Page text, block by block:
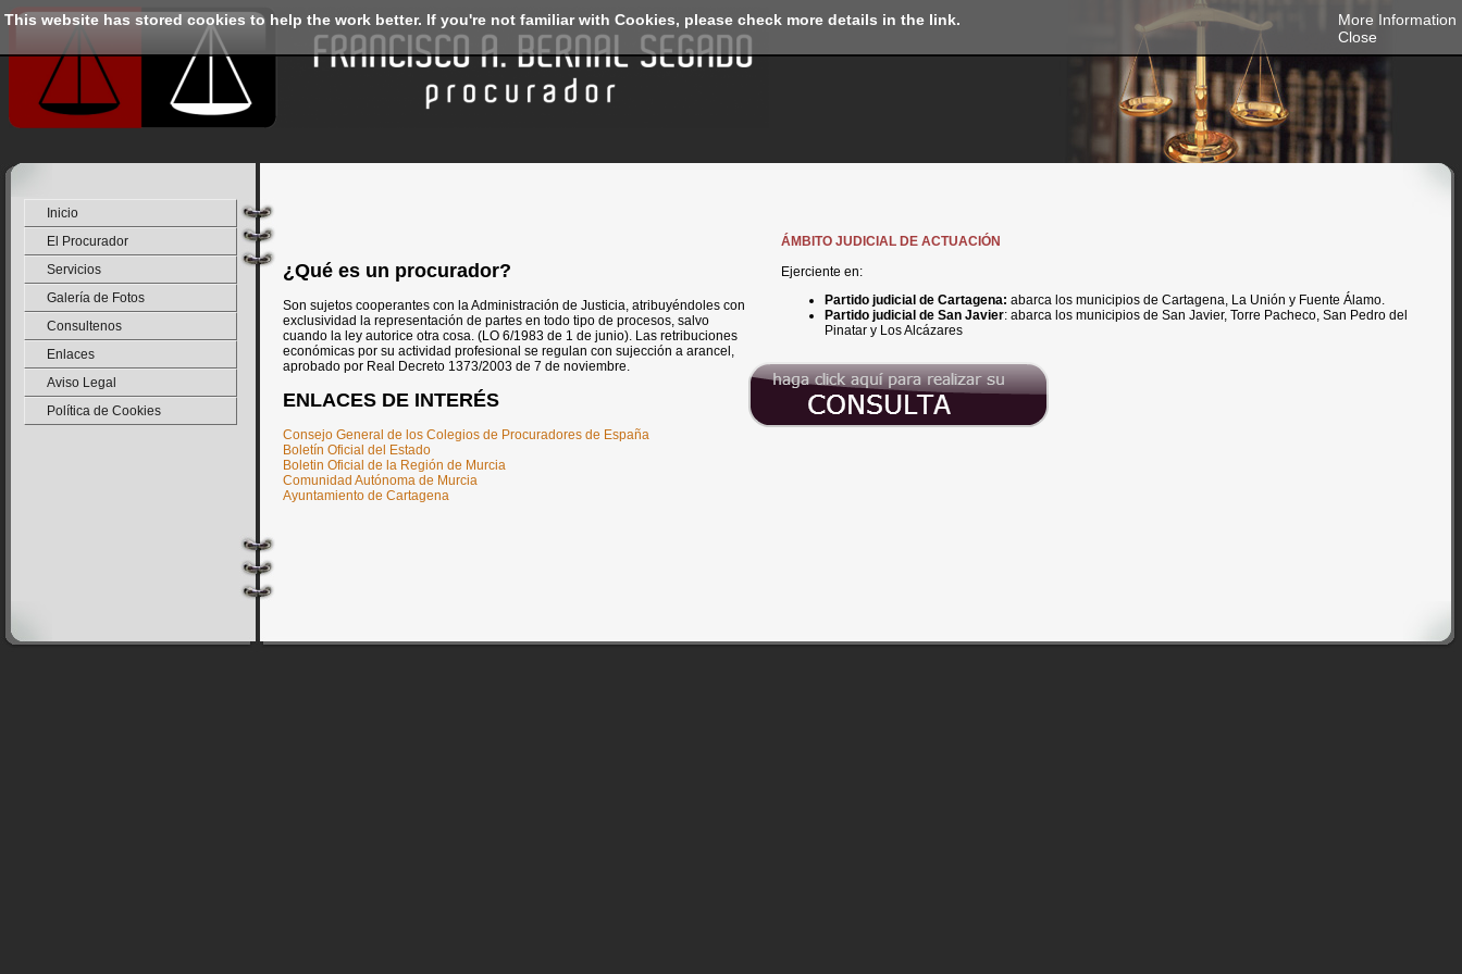
Inicio
El Procurador
Servicios
Galería de Fotos
Consultenos
Enlaces
Aviso Legal
Política de Cookies
¿Qué es un procurador?
Son sujetos cooperantes con la Administración de Justicia, atribuyéndoles con
exclusividad la representación de partes en todo tipo de procesos, salvo
cuando la ley autorice otra cosa. (LO 6/1983 de 1 de junio). Las retribuciones
económicas por su actividad profesional se regulan con sujección a arancel,
aprobado por Real Decreto 1373/2003 de 7 de noviembre.
ENLACES DE INTERÉS
Consejo General de los Colegios de Procuradores de España
Boletín Oficial del Estado
Boletin Oficial de la Región de Murcia
Comunidad Autónoma de Murcia
Ayuntamiento de Cartagena
ÁMBITO JUDICIAL DE ACTUACIÓN
Ejerciente en:
Partido judicial de Cartagena: abarca los municipios de Cartagena, La Unión y Fuente Álamo.
Partido judicial de San Javier: abarca los municipios de San Javier, Torre Pacheco, San Pedro del
Pinatar y Los Alcázares
This website has stored cookies to help the work better. If you're not familiar with Cookies, please check more details in the link.
More Information
Close